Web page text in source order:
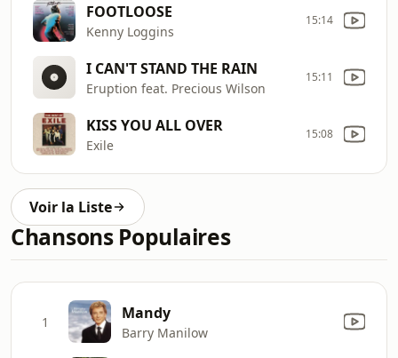
FOOTLOOSE
Kenny Loggins
15:14
I CAN'T STAND THE RAIN
Eruption feat. Precious Wilson
15:11
KISS YOU ALL OVER
Exile
15:08
Voir la Liste
Chansons Populaires
1 Mandy
Barry Manilow